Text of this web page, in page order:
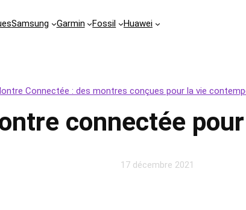
Samsung Garmin Fossil Huawei
Connectée : des montres conçues pour la vie
connectée
17 décembre 2021